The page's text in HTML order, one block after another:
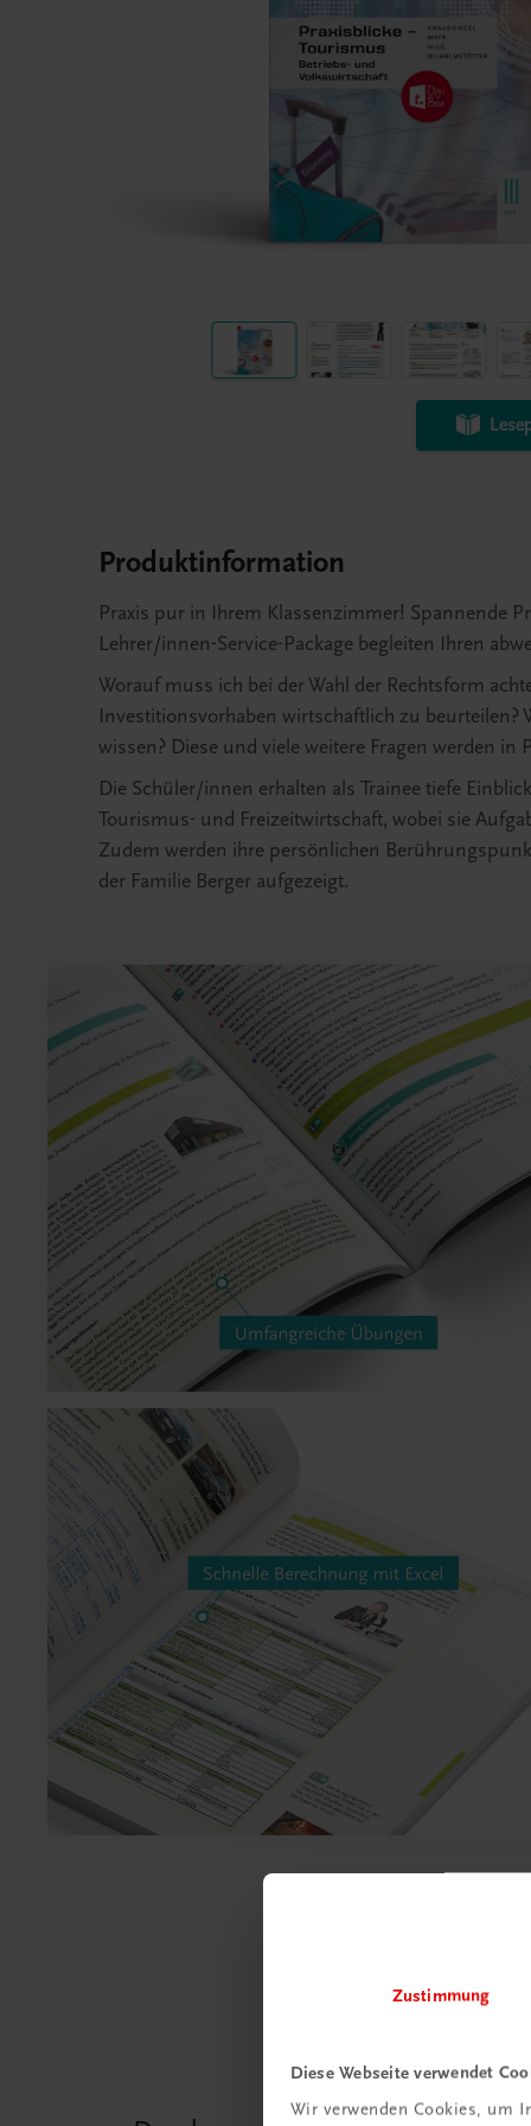
Zustimmung
Diese Webseite verwendet
Wir verwenden Cookies, um
Produktinformation
Praxis pur in Ihrem Klassenzimmer! Spannende
Lehrer/innen-Service-Package begleiten Ihren
Worauf muss ich bei der Wahl der Rechtsform
Investitionsvorhaben wirtschaftlich zu
wissen? Diese und viele weitere Fragen werden in
Die Schüler/innen erhalten als Trainee tiefe
Tourismus- und Freizeitwirtschaft, wobei sie
Zudem werden ihre persönlichen
der Familie Berger aufgezeigt.